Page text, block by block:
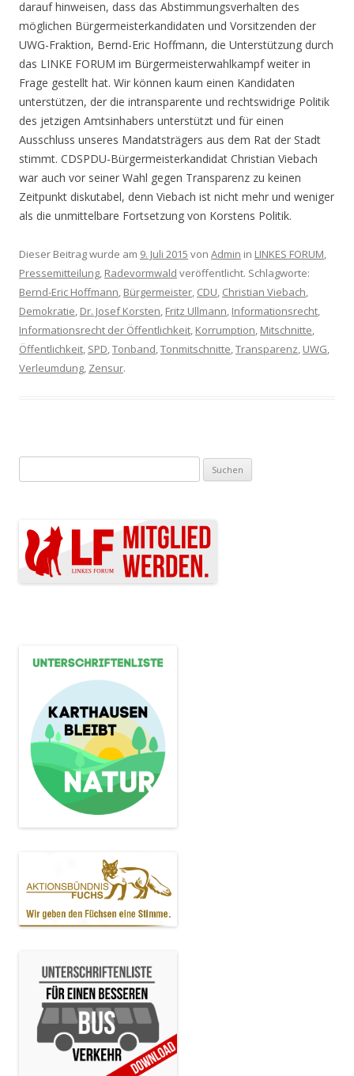
darauf hinweisen, dass das Abstimmungsverhalten des
möglichen Bürgermeisterkandidaten und Vorsitzenden der
UWG-Fraktion, Bernd-Eric Hoffmann, die Unterstützung durch
das LINKE FORUM im Bürgermeisterwahlkampf weiter in
Frage gestellt hat. Wir können kaum einen Kandidaten
unterstützen, der die intransparente und rechtswidrige Politik
des jetzigen Amtsinhabers unterstützt und für einen
Ausschluss unseres Mandatsträgers aus dem Rat der Stadt
stimmt. CDSPDU-Bürgermeisterkandidat Christian Viebach
war auch vor seiner Wahl gegen Transparenz zu keinen
Zeitpunkt diskutabel, denn Viebach ist nicht mehr und weniger
als die unmittelbare Fortsetzung von Korstens Politik.
Dieser Beitrag wurde am 9. Juli 2015 von Admin in LINKES FORUM,
Pressemitteilung, Radevormwald veröffentlicht. Schlagworte:
Bernd-Eric Hoffmann, Bürgermeister, CDU, Christian Viebach,
Demokratie, Dr. Josef Korsten, Fritz Ullmann, Informationsrecht,
Informationsrecht der Öffentlichkeit, Korrumption, Mitschnitte,
Öffentlichkeit, SPD,Tonband,Tonmitschnitte,Transparenz, UWG,
Verleumdung, Zensur.